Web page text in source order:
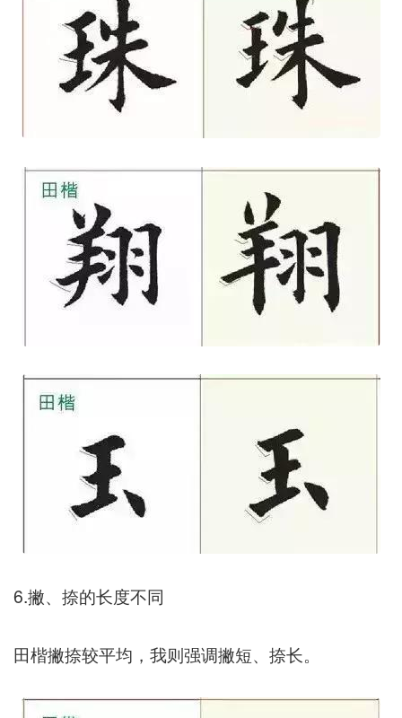
6.撇、捺的长度不同
田楷撇捺较平均，我则强调撇短、捺长。